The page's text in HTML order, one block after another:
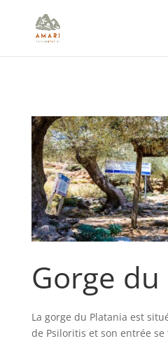
Gorge
La gorge du Platania est
de Psiloritis et son entrée